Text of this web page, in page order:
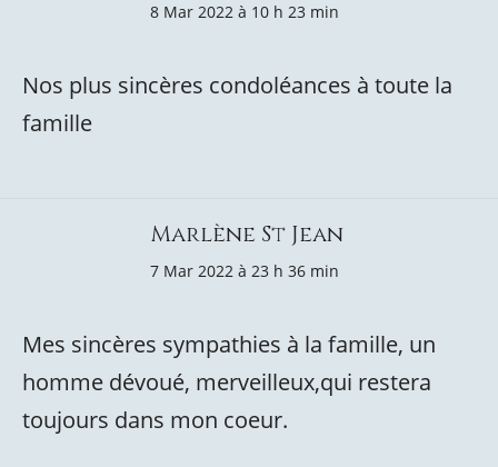
8 Mar 2022 à 10 h 23 min
Nos plus sincères condoléances à toute la
famille
Marlène St Jean
7 Mar 2022 à 23 h 36 min
Mes sincères sympathies à la famille, un
homme dévoué, merveilleux,qui restera
toujours dans mon coeur.